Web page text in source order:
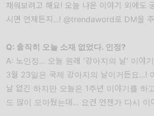
채워보려고 해요! 오늘 나온 이야기 외에도
시면 언제든지...! @trendaword로 DM을
Q: 솔직히 오늘 소재 없었다. 인정?
A: 노인정... 오늘 원래 '강아지의 날' 이야
3월 23일은 국제 강아지의 날이거든요...!
날 없긴 하지만 오늘은 1주년 이야기를 하
도 많이 모아뒀는데... 요건 언젠가 다시 이